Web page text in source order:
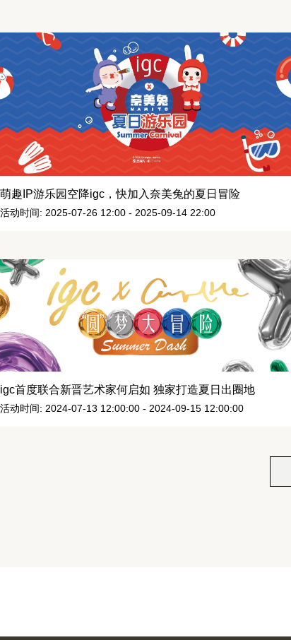
萌趣IP游乐园空降igc，快加入奈美兔的夏日冒险
活动时间: 2025-07-26 12:00 - 2025-09-14 22:00
igc首度联合新晋艺术家何启如 独家打造夏日出圈地
活动时间: 2024-07-13 12:00:00 - 2024-09-15 12:00:00